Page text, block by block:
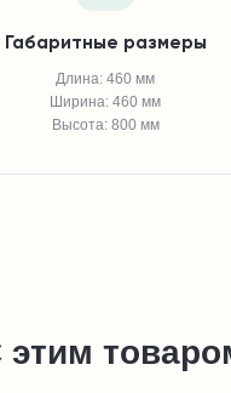
Габаритные размеры
Длина: 460 мм
Ширина: 460 мм
Высота: 800 мм
этим